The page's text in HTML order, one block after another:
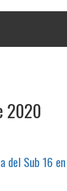
2020
del Sub 16 en